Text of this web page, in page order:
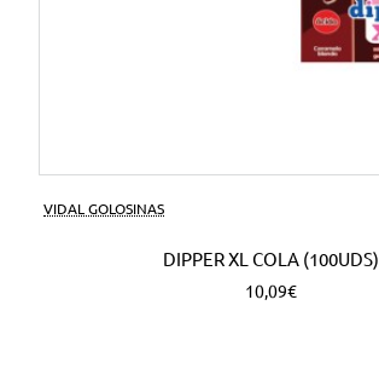
VIDAL GOLOSINAS
DIPPER XL COLA (100UDS)
10,09€